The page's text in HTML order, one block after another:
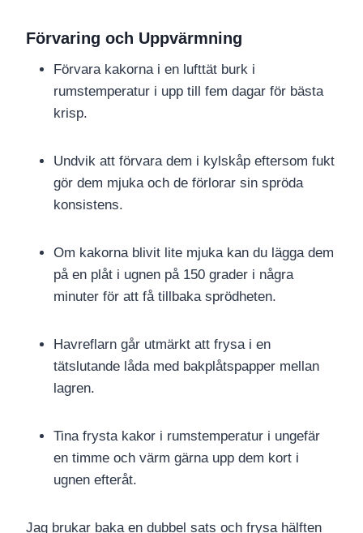
Förvaring och Uppvärmning
Förvara kakorna i en lufttät burk i
rumstemperatur i upp till fem dagar för bästa
krisp.
Undvik att förvara dem i kylskåp eftersom fukt
gör dem mjuka och de förlorar sin spröda
konsistens.
Om kakorna blivit lite mjuka kan du lägga dem
på en plåt i ugnen på 150 grader i några
minuter för att få tillbaka sprödheten.
Havreflarn går utmärkt att frysa i en
tätslutande låda med bakplåtspapper mellan
lagren.
Tina frysta kakor i rumstemperatur i ungefär
en timme och värm gärna upp dem kort i
ugnen efteråt.
Jag brukar baka en dubbel sats och frysa hälften